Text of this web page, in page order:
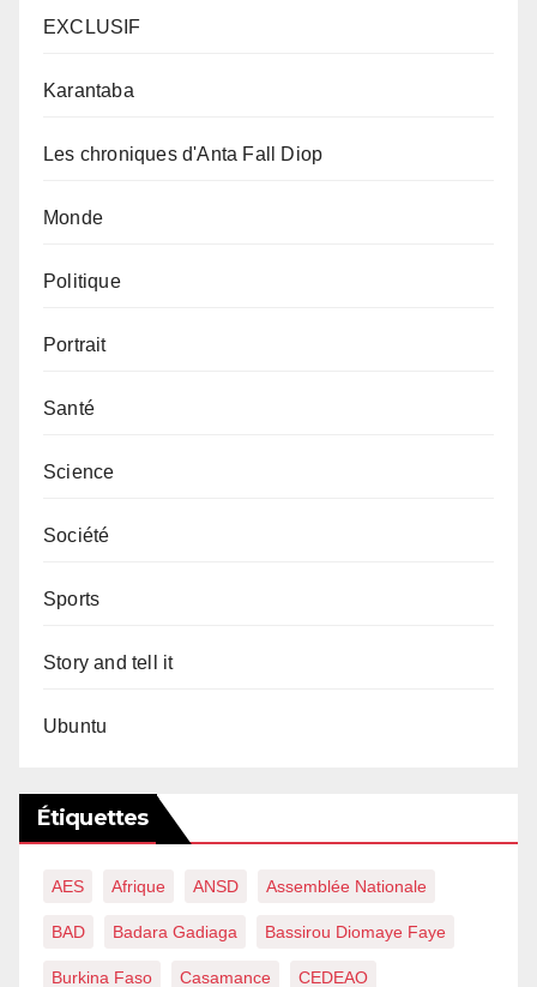
EXCLUSIF
Karantaba
Les chroniques d'Anta Fall Diop
Monde
Politique
Portrait
Santé
Science
Société
Sports
Story and tell it
Ubuntu
Étiquettes
AES Afrique ANSD Assemblée Nationale
BAD Badara Gadiaga Bassirou Diomaye Faye
Burkina Faso Casamance CEDEAO